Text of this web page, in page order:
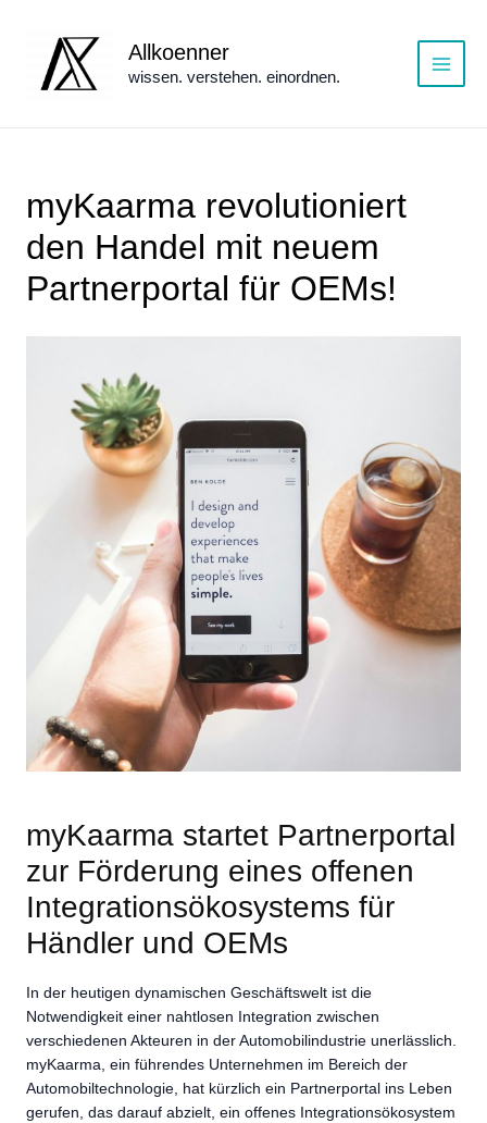
springen
Allkoenner
wissen. verstehen. einordnen.
Main
myKaarma revolutioniert
den Handel mit neuem
Partnerportal für OEMs!
myKaarma startet Partnerportal
zur Förderung eines offenen
Integrationsökosystems für
Händler und OEMs
In der heutigen dynamischen Geschäftswelt ist die
Notwendigkeit einer nahtlosen Integration zwischen
verschiedenen Akteuren in der Automobilindustrie unerlässlich.
myKaarma, ein führendes Unternehmen im Bereich der
Automobiltechnologie, hat kürzlich ein Partnerportal ins Leben
gerufen, das darauf abzielt, ein offenes Integrationsökosystem